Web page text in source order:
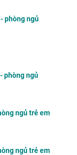
phòng ngủ
phòng ngủ
ngủ trẻ em
ngủ trẻ em